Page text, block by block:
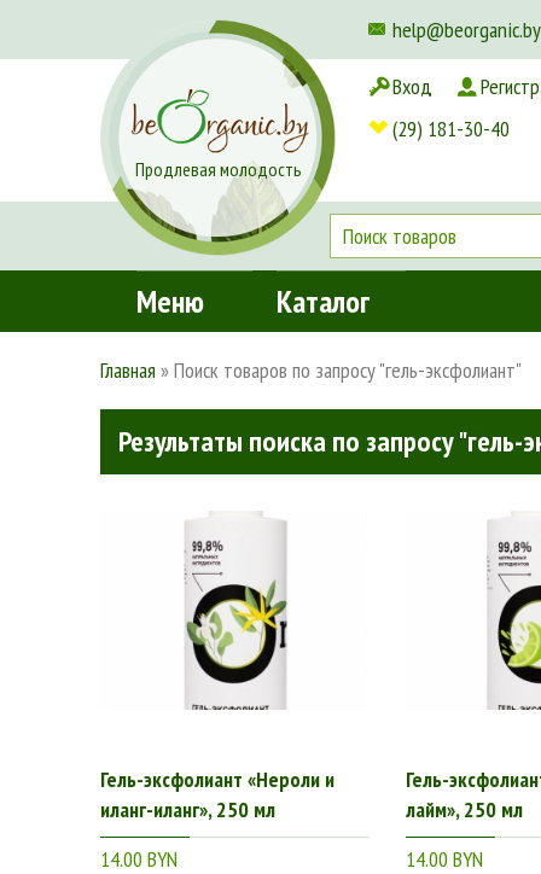
help@beorganic.by
Доставка и оплата
Продлевая молодость
Вход
(29) 181-30-40
Меню Каталог
Главная »Поиск товаров по запросу "гель-эксфолиант"
Результаты поиска по запросу "гель-
Гель-эксфолиант «Нероли и
иланг-иланг», 250 мл
14.00 BYN
Гель-
лайм», 250 мл
14.00 BYN